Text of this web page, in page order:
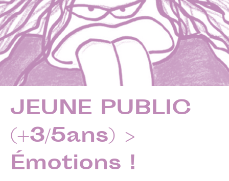
JEUNE PUBLIC
(+3/5ans) >
Émotions !